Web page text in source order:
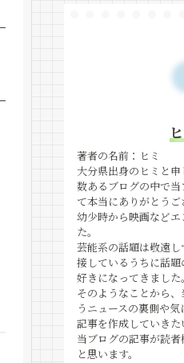
著者の名前：ヒミ
大分県出身のヒミと申
数あるブログの中で
て本当にありがとうご
幼少時から映画など
た。
芸能系の話題は敬遠
接しているうちに話
好きになってきました。
そのようなことから
うニュースの裏側や
記事を作成していきた
当ブログの記事が読
と思います。